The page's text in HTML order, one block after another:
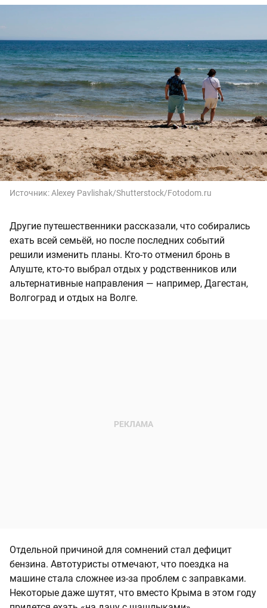
Источник:Alexey Pavlishak/Shutterstock/Fotodom.ru
Другие путешественники рассказали, что собирались
ехать всей семьёй, но после последних событий
решили изменить планы. Кто-то отменил бронь в
Алуште, кто-то выбрал отдых у родственников или
альтернативные направления — например, Дагестан,
Волгоград и отдых на Волге.
Отдельной причиной для сомнений стал дефицит
бензина. Автотуристы отмечают, что поездка на
машине стала сложнее из-за проблем с заправками.
Некоторые даже шутят, что вместо Крыма в этом году